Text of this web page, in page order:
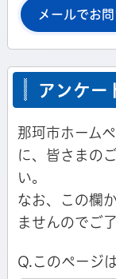
メールでお
アンケー
那珂市ホーム
に、皆さまの
い。
なお、この欄
ませんのでご
Q.このページ